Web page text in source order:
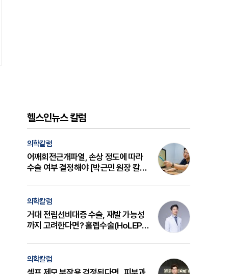
헬스인뉴스 칼럼
의학칼럼
어깨회전근개파열, 손상 정도에 따라
수술 여부 결정해야 [박근민 원장 칼
의학칼럼
거대 전립선비대증 수술, 재발 가능성
까지 고려한다면? 홀렙수술(HoLEP)
의학칼럼